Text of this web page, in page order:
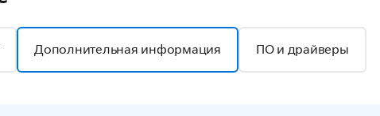
Дополнительная информация ПО и драйверы